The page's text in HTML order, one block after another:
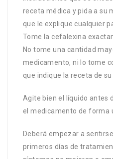
receta médica y pida a su
que le explique cualquier
Tome la cefalexina
No tome una cantidad
medicamento, ni lo tome
que indique la receta de su
Agite bien el líquido antes
el medicamento de forma
Deberá empezar a
primeros días de